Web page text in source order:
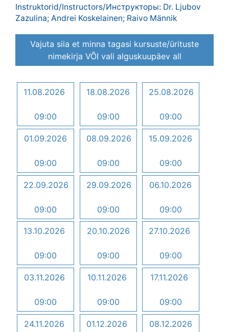
Instruktorid/Instructors/Инструкторы: Dr. Ljubov
Zazulina; Andrei Koskelainen; Raivo Männik
Vajuta siia et minna tagasi kursuste/ürituste
nimekirja VÕI vali alguskuupäev all
11.08.2026
09:00
18.08.2026
09:00
25.08.2026
09:00
01.09.2026
09:00
08.09.2026
09:00
15.09.2026
09:00
22.09.2026
09:00
29.09.2026
09:00
06.10.2026
09:00
13.10.2026
09:00
20.10.2026
09:00
27.10.2026
09:00
03.11.2026
09:00
10.11.2026
09:00
17.11.2026
09:00
24.11.2026 01.12.2026 08.12.2026